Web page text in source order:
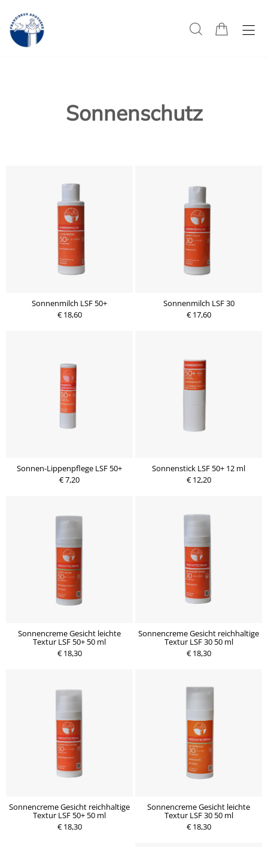
Sonnenschutz
Sonnenmilch LSF 50+
€ 18,60
Sonnenmilch LSF 30
€ 17,60
Sonnen-Lippenpflege LSF 50+
€ 7,20
Sonnenstick LSF 50+ 12 ml
€ 12,20
Sonnencreme Gesicht leichte
Textur LSF 50+ 50 ml
€ 18,30
Sonnencreme Gesicht reichhaltige
Textur LSF 30 50 ml
€ 18,30
Sonnencreme Gesicht reichhaltige
Textur LSF 50+ 50 ml
€ 18,30
Sonnencreme Gesicht leichte
Textur LSF 30 50 ml
€ 18,30